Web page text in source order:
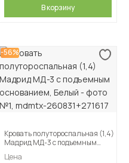
В корзину
-56%
Кровать полутороспальная (1,4)
Мадрид МД-3 с подъемным
Цена